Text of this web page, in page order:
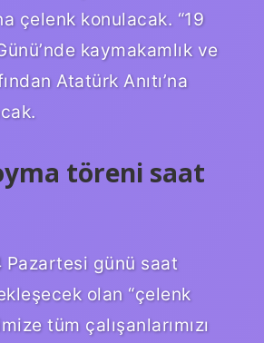
çelenk konulacak. “19
kaymakamlık ve
Atatürk Anıtı’na
töreni saat
Pazartesi günü saat
olan “çelenk
tüm çalışanlarımızı